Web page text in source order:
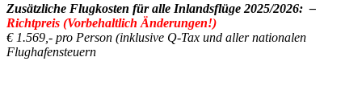
Zusätzliche Flugkosten für alle Inlandsflüge 2025/2026: –
Richtpreis (Vorbehaltlich Änderungen!)
€ 1.569,- pro Person (inklusive Q-Tax und aller nationalen
Flughafensteuern